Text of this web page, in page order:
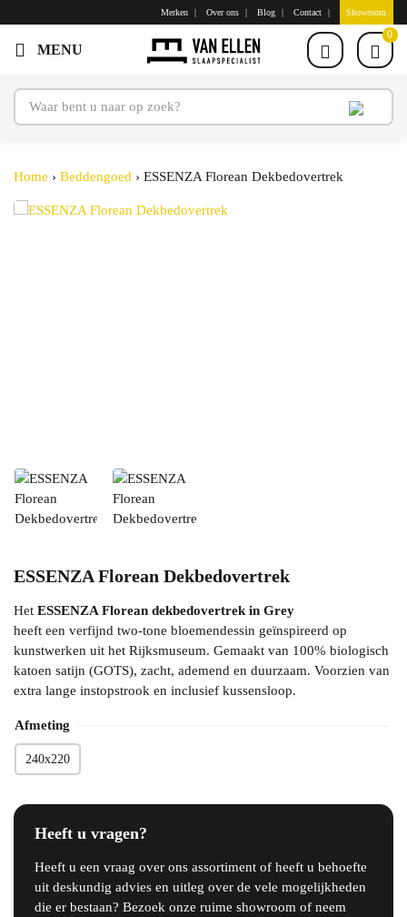
Merken Over ons Blog Contact Showroom
0
Home › Beddengoed › ESSENZA Florean Dekbedovertrek
ESSENZA Florean Dekbedovertrek
Het ESSENZA Florean dekbedovertrek in Grey
heeft een verfijnd two-tone bloemendessin geïnspireerd op
kunstwerken uit het Rijksmuseum. Gemaakt van 100% biologisch
katoen satijn (GOTS), zacht, ademend en duurzaam. Voorzien van
extra lange instopstrook en inclusief kussensloop.
Afmeting
240x220
Heeft u vragen?
Heeft u een vraag over ons assortiment of heeft u behoefte
uit deskundig advies en uitleg over de vele mogelijkheden
die er bestaan? Bezoek onze ruime showroom of neem